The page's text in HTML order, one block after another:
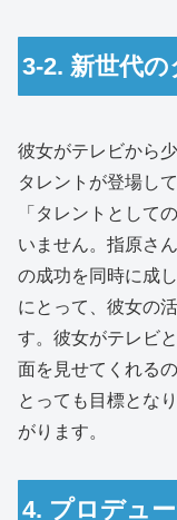
3-2. 新世代
彼女がテレビから
タレントが登場し
「タレントとして
いません。指原さ
の成功を同時に成
にとって、彼女の
す。彼女がテレビ
面を見せてくれる
とっても目標とな
がります。
4. プロデュ